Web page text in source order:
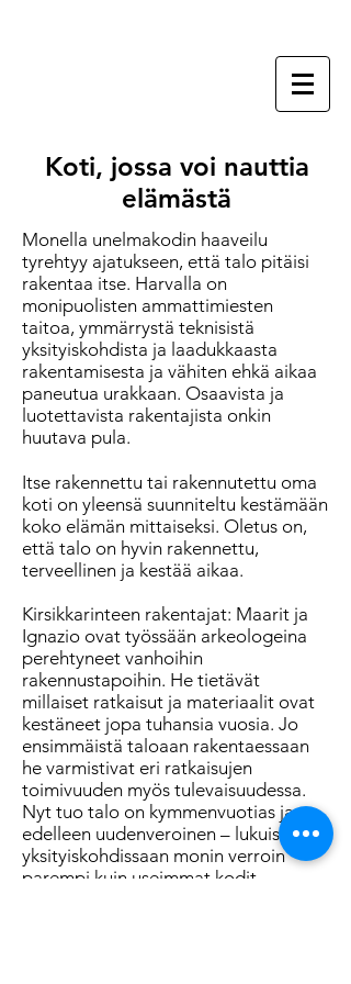
Koti, jossa voi nauttia
elämästä
Monella unelmakodin haaveilu
tyrehtyy ajatukseen, että talo pitäisi
rakentaa itse. Harvalla on
monipuolisten ammattimiesten
taitoa, ymmärrystä teknisistä
yksityiskohdista ja laadukkaasta
rakentamisesta ja vähiten ehkä aikaa
paneutua urakkaan. Osaavista ja
luotettavista rakentajista onkin
huutava pula.
Itse rakennettu tai rakennutettu oma
koti on yleensä suunniteltu kestämään
koko elämän mittaiseksi. Oletus on,
että talo on hyvin rakennettu,
terveellinen ja kestää aikaa.
Kirsikkarinteen rakentajat: Maarit ja
Ignazio ovat työssään arkeologeina
perehtyneet vanhoihin
rakennustapoihin. He tietävät
millaiset ratkaisut ja materiaalit ovat
kestäneet jopa tuhansia vuosia. Jo
ensimmäistä taloaan rakentaessaan
he varmistivat eri ratkaisujen
toimivuuden myös tulevaisuudessa.
Nyt tuo talo on kymmenvuotias ja
edelleen uudenveroinen – lukuisissa
yksityiskohdissaan monin verroin
parempi kuin useimmat kodit.